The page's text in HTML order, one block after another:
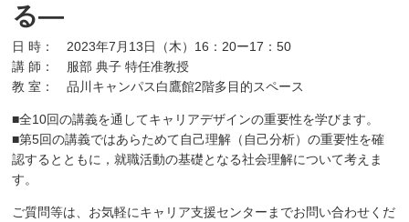
る―
日 時： 2023年7月13日（木）16：20ー17：50
講 師： 服部 典子 特任准教授
教 室： 品川キャンパス白鷹館2階多目的スペース
■全10回の講義を通してキャリアデザインの重要性を学びます。
■第5回の講義ではあらためて自己理解（自己分析）の重要性を確
認するとともに，就職活動の基礎となる社会理解について考えま
す。
ご質問等は、お気軽にキャリア支援センターまでお問い合わせくだ